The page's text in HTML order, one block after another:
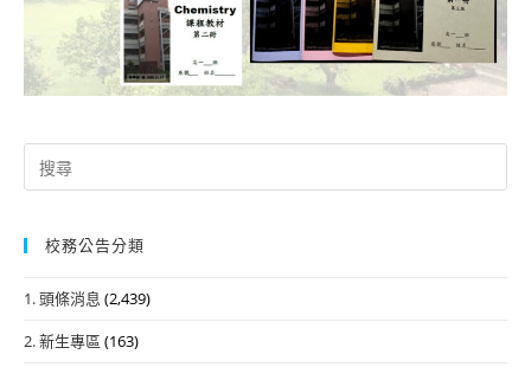
Search
for:
校務公告分類
1. 頭條消息 (2,439)
2. 新生專區 (163)